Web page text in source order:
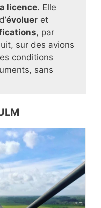
licence. Elle
évoluer et
, par
sur des avions
conditions
sans